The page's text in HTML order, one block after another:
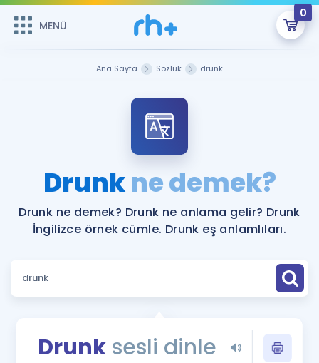
MENÜ
0
ÜYE DEĞİLİM
Sepetin Şu An Boş.
Remzi Hoca ile seni sınava hazırlayacak onlarca eğitim seni
bekliyor!
MENÜ
Faydalı Araçlar
Sözlük
Ana Sayfa Sözlük drunk
Drunkne demek?
Drunk ne demek? Drunk ne anlama gelir? Drunk
İngilizce örnek cümle. Drunk eş anlamlıları.
Drunksesli dinle